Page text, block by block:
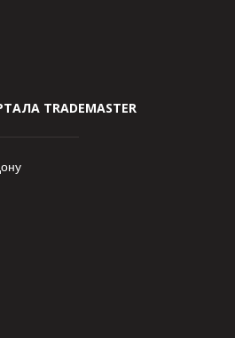
TRADEMASTER